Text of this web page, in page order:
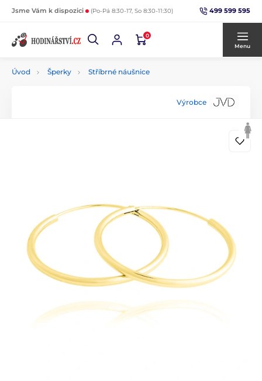
Jsme Vám k dispozici (Po-Pá 8:30-17, So 8:30-11:30) 499 599 595
0
Menu
Úvod Šperky Stříbrné náušnice
Výrobce